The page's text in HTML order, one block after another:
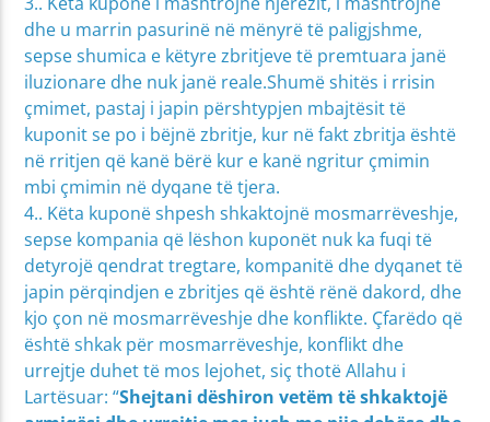
dhe u marrin pasurinë në mënyrë të paligjshme,
sepse shumica e këtyre zbritjeve të premtuara janë
iluzionare dhe nuk janë reale.Shumë shitës i rrisin
çmimet, pastaj i japin përshtypjen mbajtësit të
kuponit se po i bëjnë zbritje, kur në fakt zbritja është
në rritjen që kanë bërë kur e kanë ngritur çmimin
mbi çmimin në dyqane të tjera.
4.. Këta kuponë shpesh shkaktojnë mosmarrëveshje,
sepse kompania që lëshon kuponët nuk ka fuqi të
detyrojë qendrat tregtare, kompanitë dhe dyqanet të
japin përqindjen e zbritjes që është rënë dakord, dhe
kjo çon në mosmarrëveshje dhe konflikte. Çfarëdo që
është shkak për mosmarrëveshje, konflikt dhe
urrejtje duhet të mos lejohet, siç thotë Allahu i
Lartësuar: “Shejtani dëshiron vetëm të shkaktojë